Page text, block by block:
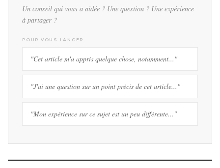
Un conseil qui vous a aidée ? Une question ? Une expérience
à partager ?
POUR VOUS LANCER
"Cet article m'a appris quelque chose, notamment..."
"J'ai une question sur un point précis de cet article..."
"Mon expérience sur ce sujet est un peu différente..."